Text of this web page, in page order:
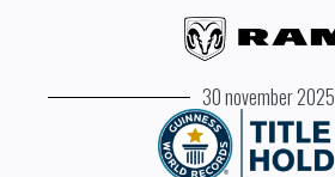
30 november 2025